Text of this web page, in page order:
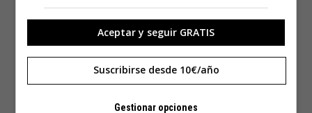
Aceptar y seguir GRATIS
Suscribirse desde 10€/año
Gestionar opciones